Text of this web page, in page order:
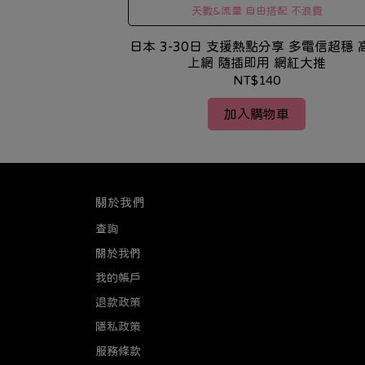
天數&流量 自由搭配 不浪費
日本 3-30日 支援熱點分享 多電信超穩 高速
上網 隨插即用 網紅大推
NT$140
加入購物車
關於我們
查詢
關於我們
我的帳戶
退款政策
隱私政策
服務條款